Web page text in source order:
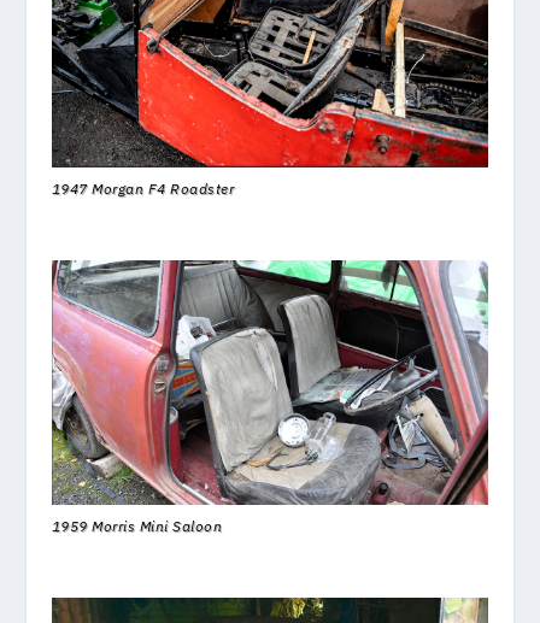
1947 Morgan F4 Roadster
1959 Morris Mini Saloon